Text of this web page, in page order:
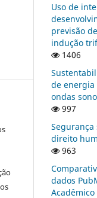
Uso de
previsão
indução
1406
de energia
ondas
997
Segurança
direito
963
dados